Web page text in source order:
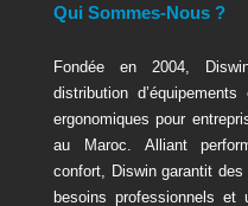
Qui Sommes-Nous ?
Fondée en 2004,
distribution
ergonomiques pour
au Maroc. Alliant
confort, Diswin garantit
besoins professionnels et